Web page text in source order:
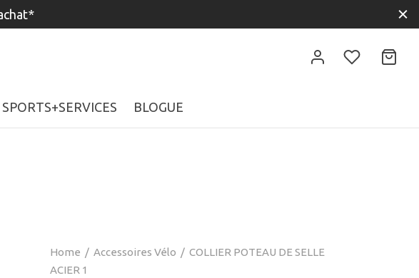
SPORTS+SERVICES BLOGUE
Home / Accessoires Vélo / COLLIER POTEAU DE SELLE
ACIER 1